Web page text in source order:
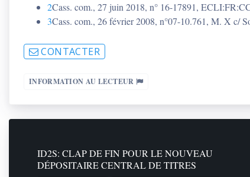
2Cass. com., 27 juin 2018, n° 16-17891,
3Cass. com., 26 février 2008, n°07-10.761, M. X c/
CONTACTER
INFORMATION AU LECTEUR
ID2S: CLAP DE FIN POUR LE NOUVEAU
DÉPOSITAIRE CENTRAL DE TITRES